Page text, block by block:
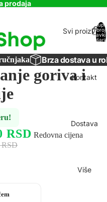
prodaja
Svi proizvodi
Kontakt
Dostava
Više
broj
stavki
Brza dostava u
goriva i
RSD Redovna cijena
RSD